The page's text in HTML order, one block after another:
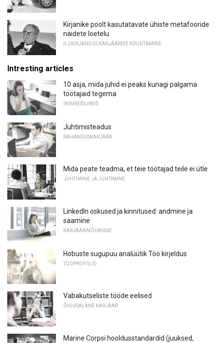
Kirjanike poolt kasutatavate ühiste metafooride
näidete loetelu
ILUKIRJANDUS KARJÄÄRIDE KIRJUTAMINE
Intresting articles
10 asja, mida juhid ei peaks kunagi palgama
töötajaid tegema
INIMRESSURSID
Juhtimisteadus
RAHANDUSKARJÄÄR
Mida peate teadma, et teie töötajad teile ei ütle
JUHTIMINE JA JUHTIMINE
LinkedIn oskused ja kinnitused: andmine ja
saamine
KARJÄÄRINÕUANNE
Hobuste sugupuu analüütik Töö kirjeldus
TÖÖPROFIILID
Vabakutseliste tööde eelised
ÕIGUSALANE KARJÄÄR
Marine Corpsi hooldusstandardid (juuksed,